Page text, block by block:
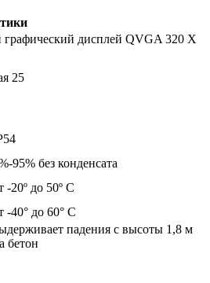
графический дисплей QVGA 320 X
25
95% без конденсата
-20º до 50º C
-40° до 60° С
падения с высоты 1,8 м
бетон